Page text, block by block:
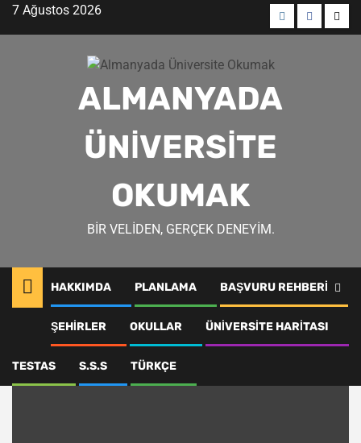
Skip7 Ağustos 2026
MenüMenü
ALMANYADA
ÜNIVERSITE
OKUMAK
BIR VELIDEN, GERÇEK DENEYIM.
HAKKIMDA PLANLAMA BAŞVURU REHBERI
ŞEHIRLER OKULLAR ÜNIVERSITE HARITASI
TESTAS S.S.S TÜRKÇE
Bonn ulaşım